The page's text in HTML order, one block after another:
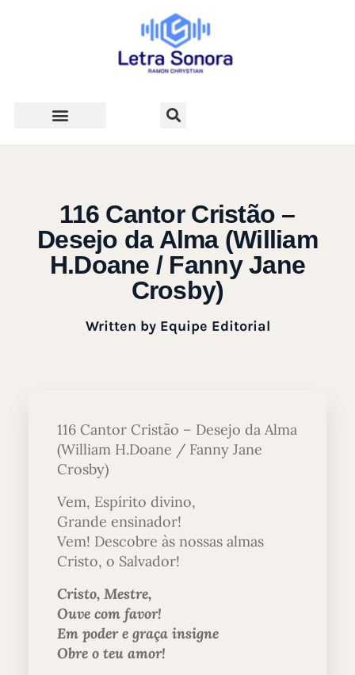
116 Cantor Cristão –
Desejo da Alma (William
H.Doane / Fanny Jane
Crosby)
Written byEquipe Editorial
116 Cantor Cristão – Desejo da Alma
(William H.Doane / Fanny Jane
Crosby)
Vem, Espírito divino,
Grande ensinador!
Vem! Descobre às nossas almas
Cristo, o Salvador!
Cristo, Mestre,
Ouve com favor!
Em poder e graça insigne
Obre o teu amor!